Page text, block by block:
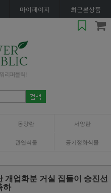
마이페이지 최근본상품
동양란 서양란
관엽식물 공기정화식물
개업화분 거실 집들이 승진선
하